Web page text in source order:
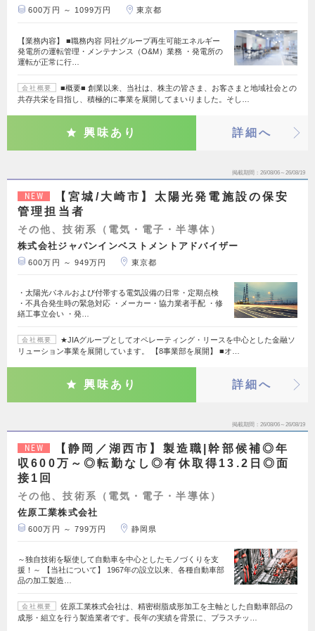
600万円 ～ 1099万円 東京都
【業務内容】 ■職務内容 同社グループ再生可能エネルギー
発電所の運転管理・メンテナンス（O&M）業務 ・発電所の
運転が正常に行…
会社概要
■概要■ 創業以来、当社は、株主の皆さま、お客さまと地域社会との
共存共栄を目指し、積極的に事業を展開してまいりました。そし…
興味あり 詳細へ
掲載期間 26/08/06～26/08/19
NEW
【宮城/大崎市】太陽光発電施設の保安
管理担当者
その他、技術系（電気・電子・半導体）
株式会社ジャパンインベストメントアドバイザー
600万円 ～ 949万円 東京都
・太陽光パネルおよび付帯する電気設備の日常・定期点検
・不具合発生時の緊急対応 ・メーカー・協力業者手配 ・修
繕工事立会い ・発…
会社概要
★JIAグループとしてオペレーティング・リースを中心とした金融ソ
リューション事業を展開しています。 【8事業部を展開】 ■オ…
興味あり 詳細へ
掲載期間 26/08/06～26/08/19
NEW
【静岡／湖西市】製造職|幹部候補◎年
収600万～◎転勤なし◎有休取得13.2日◎面
接1回
その他、技術系（電気・電子・半導体）
佐原工業株式会社
600万円 ～ 799万円 静岡県
～独自技術を駆使して自動車を中心としたモノづくりを支
援！～ 【当社について】 1967年の設立以来、各種自動車部
品の加工製造…
会社概要
佐原工業株式会社は、精密樹脂成形加工を主軸とした自動車部品の
成形・組立を行う製造業者です。長年の実績を背景に、プラスチッ…